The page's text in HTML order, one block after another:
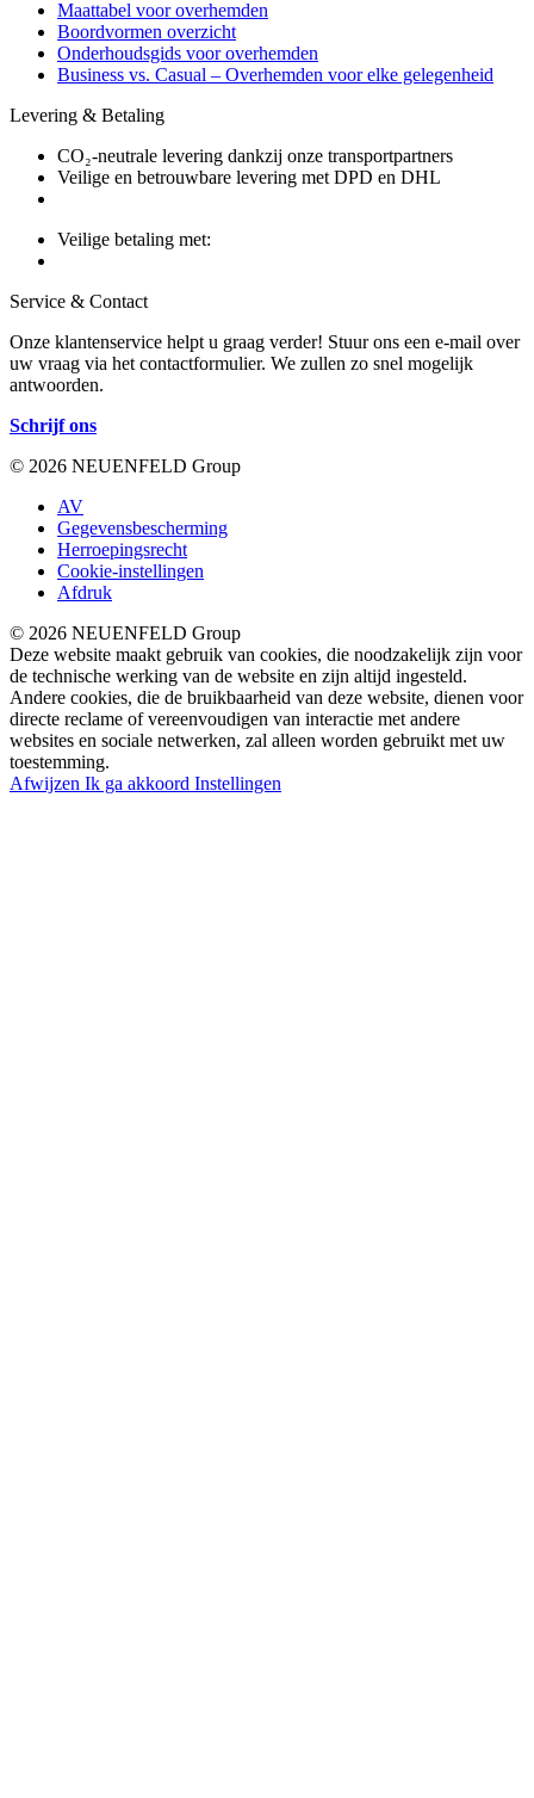
Maattabel voor overhemden
Boordvormen overzicht
Onderhoudsgids voor overhemden
Business vs. Casual – Overhemden voor elke gelegenheid
Levering & Betaling
CO₂-neutrale levering dankzij onze transportpartners
Veilige en betrouwbare levering met DPD en DHL
Veilige betaling met:
Service & Contact
Onze klantenservice helpt u graag verder! Stuur ons een e-mail over
uw vraag via het contactformulier. We zullen zo snel mogelijk
antwoorden.
Schrijf ons
© 2026 NEUENFELD Group
AV
Gegevensbescherming
Herroepingsrecht
Cookie-instellingen
Afdruk
© 2026 NEUENFELD Group
Deze website maakt gebruik van cookies, die noodzakelijk zijn voor
de technische werking van de website en zijn altijd ingesteld.
Andere cookies, die de bruikbaarheid van deze website, dienen voor
directe reclame of vereenvoudigen van interactie met andere
websites en sociale netwerken, zal alleen worden gebruikt met uw
toestemming.
Afwijzen Ik ga akkoord Instellingen